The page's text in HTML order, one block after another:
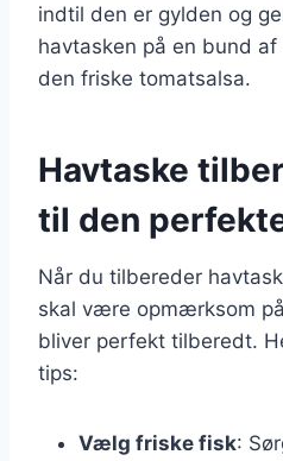
indtil den er gylden og
havtasken på en bund
den friske tomatsalsa.
Havtaske
til den
Når du tilbereder
skal være opmærksom
bliver perfekt tilberedt.
tips:
Vælg friske fisk: